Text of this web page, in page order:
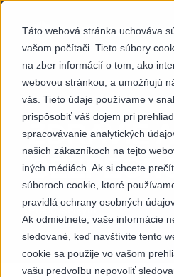
Táto webová stránka uchováva
vašom počítači. Tieto súbory
na zber informácií o tom, ako
webovou stránkou, a umožňujú
vás. Tieto údaje používame v
prispôsobiť váš dojem pri
spracovávanie analytických
našich zákazníkoch na tejto
iných médiách. Ak si chcete
súboroch cookie, ktoré
pravidlá ochrany osobných
Ak odmietnete, vaše informácie
sledované, keď navštívite tento
cookie sa použije vo vašom
vašu predvoľbu nepovoliť
ZDRAVIE A
Predovšetkým